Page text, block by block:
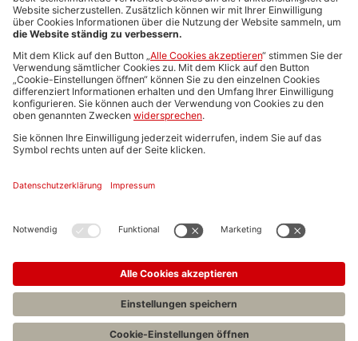
Media-Daten
Newsletteranmeldung
Produktübersicht
ALLGEMEIN
FAQs
Impressum
Stellenangebote C.H.BECK